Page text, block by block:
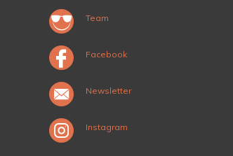
Team
Facebook
Newsletter
Instagram